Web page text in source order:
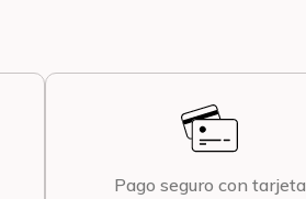
Pago seguro con tarjeta